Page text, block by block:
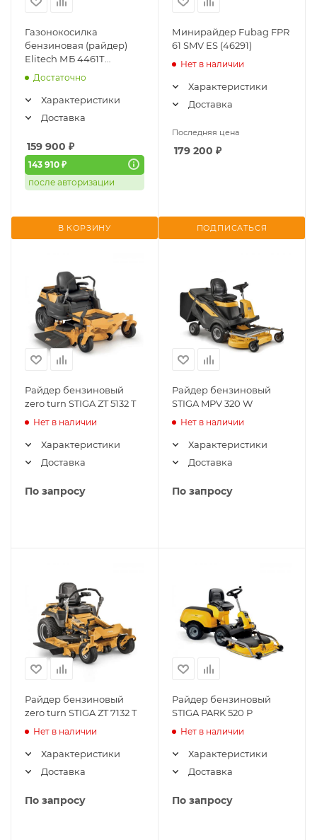
Газонокосилка
бензиновая (райдер)
Elitech МБ 4461Т
(E1610.001.00)
Достаточно
Характеристики
Доставка
159 900 ₽
143 910 ₽
после авторизации
В КОРЗИНУ
Минирайдер Fubag FPR
61 SMV ES (46291)
Нет в наличии
Характеристики
Доставка
Последняя цена
179 200 ₽
ПОДПИСАТЬСЯ
Райдер бензиновый
zero turn STIGA ZT 5132 T
Нет в наличии
Характеристики
Доставка
По запросу
Райдер бензиновый
STIGA MPV 320 W
Нет в наличии
Характеристики
Доставка
По запросу
Райдер бензиновый
zero turn STIGA ZT 7132 T
Нет в наличии
Характеристики
Доставка
По запросу
Райдер бензиновый
STIGA PARK 520 P
Нет в наличии
Характеристики
Доставка
По запросу